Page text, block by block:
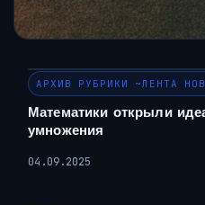
АРХИВ РУБРИКИ ~ЛЕНТА
Математики открыли
умножения
04.09.2025